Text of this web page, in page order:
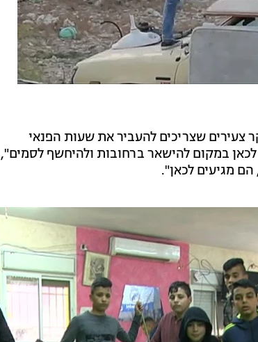
צעירים שצריכים להעביר את שעות הפנאי
במקום להישאר ברחובות ולהיחשף לסמים",
מגיעים לכאן".